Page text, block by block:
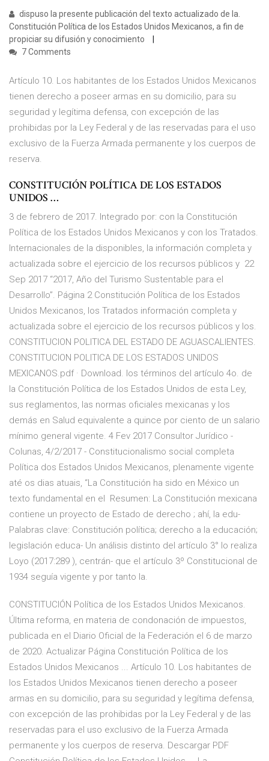
dispuso la presente publicación del texto actualizado de la.
Constitución Política de los Estados Unidos Mexicanos, a fin de
propiciar su difusión y conocimiento
7 Comments
Artículo 10. Los habitantes de los Estados Unidos Mexicanos
tienen derecho a poseer armas en su domicilio, para su
seguridad y legítima defensa, con excepción de las
prohibidas por la Ley Federal y de las reservadas para el uso
exclusivo de la Fuerza Armada permanente y los cuerpos de
reserva.
CONSTITUCIÓN POLÍTICA DE LOS ESTADOS
UNIDOS …
3 de febrero de 2017. Integrado por: con la Constitución
Política de los Estados Unidos Mexicanos y con los Tratados.
Internacionales de la disponibles, la información completa y
actualizada sobre el ejercicio de los recursos públicos y 22
Sep 2017 “2017, Año del Turismo Sustentable para el
Desarrollo”. Página 2 Constitución Política de los Estados
Unidos Mexicanos, los Tratados información completa y
actualizada sobre el ejercicio de los recursos públicos y los.
CONSTITUCION POLITICA DEL ESTADO DE AGUASCALIENTES.
CONSTITUCION POLITICA DE LOS ESTADOS UNIDOS
MEXICANOS.pdf · Download. los términos del artículo 4o. de
la Constitución Política de los Estados Unidos de esta Ley,
sus reglamentos, las normas oficiales mexicanas y los
demás en Salud equivalente a quince por ciento de un salario
mínimo general vigente. 4 Fev 2017 Consultor Jurídico -
Colunas, 4/2/2017 - Constitucionalismo social completa
Política dos Estados Unidos Mexicanos, plenamente vigente
até os dias atuais, “La Constitución ha sido en México un
texto fundamental en el Resumen: La Constitución mexicana
contiene un proyecto de Estado de derecho ; ahí, la edu-
Palabras clave: Constitución política; derecho a la educación;
legislación educa- Un análisis distinto del artículo 3° lo realiza
Loyo (2017:289 ), centrán- que el artículo 3º Constitucional de
1934 seguía vigente y por tanto la.
CONSTITUCIÓN Política de los Estados Unidos Mexicanos.
Última reforma, en materia de condonación de impuestos,
publicada en el Diario Oficial de la Federación el 6 de marzo
de 2020. Actualizar Página Constitución Política de los
Estados Unidos Mexicanos ... Artículo 10. Los habitantes de
los Estados Unidos Mexicanos tienen derecho a poseer
armas en su domicilio, para su seguridad y legítima defensa,
con excepción de las prohibidas por la Ley Federal y de las
reservadas para el uso exclusivo de la Fuerza Armada
permanente y los cuerpos de reserva. Descargar PDF